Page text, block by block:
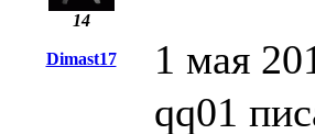
14
Dimast17 1 мая
qq01